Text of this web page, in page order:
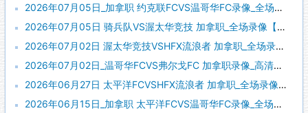
2026年07月05日_加拿职 约克联FCVS温哥华FC录像_全场录像【全场回放】
2026年07月05日 骑兵队VS渥太华竞技 加拿职_全场录像【全场回放】
2026年07月02日 渥太华竞技VSHFX流浪者 加拿职_全场录像【视频集锦】
2026年07月02日_温哥华FCVS弗尔戈FC 加拿职录像_高清录像【全场回放】
2026年06月27日 太平洋FCVSHFX流浪者 加拿职_全场录像【视频集锦】
2026年06月15日_加拿职 太平洋FCVS温哥华FC录像_全场录像【视频集锦】